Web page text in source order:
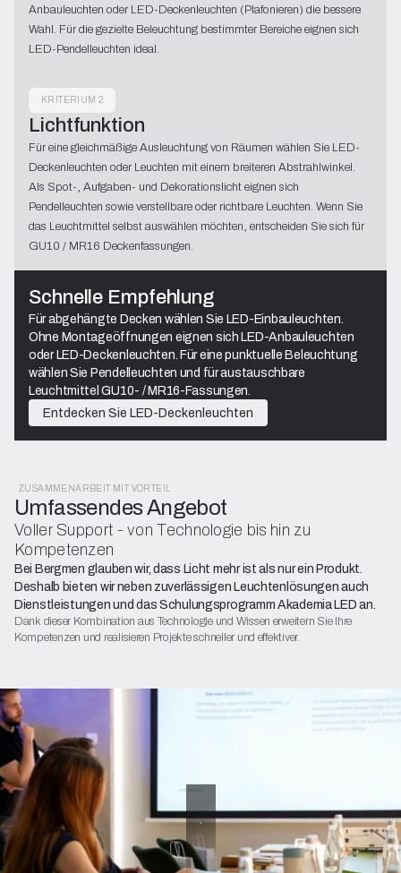
Anbauleuchten oder LED-Deckenleuchten (Plafonieren) die bessere
Wahl. Für die gezielte Beleuchtung bestimmter Bereiche eignen sich
LED-Pendelleuchten ideal.
KRITERIUM 2
Lichtfunktion
Für eine gleichmäßige Ausleuchtung von Räumen wählen Sie LED-
Deckenleuchten oder Leuchten mit einem breiteren Abstrahlwinkel.
Als Spot-, Aufgaben- und Dekorationslicht eignen sich
Pendelleuchten sowie verstellbare oder richtbare Leuchten. Wenn Sie
das Leuchtmittel selbst auswählen möchten, entscheiden Sie sich für
GU10 / MR16 Deckenfassungen.
Schnelle Empfehlung
Für abgehängte Decken wählen Sie LED-Einbauleuchten.
Ohne Montageöffnungen eignen sich LED-Anbauleuchten
oder LED-Deckenleuchten. Für eine punktuelle Beleuchtung
wählen Sie Pendelleuchten und für austauschbare
Leuchtmittel GU10- / MR16-Fassungen.
Entdecken Sie LED-Deckenleuchten
ZUSAMMENARBEIT MIT VORTEIL
Umfassendes Angebot
Voller Support - von Technologie bis hin zu
Kompetenzen
Bei Bergmen glauben wir, dass Licht mehr ist als nur ein Produkt.
Deshalb bieten wir neben zuverlässigen Leuchtenlösungen auch
Dienstleistungen und das Schulungsprogramm Akademia LED an.
Dank dieser Kombination aus Technologie und Wissen erweitern Sie Ihre
Kompetenzen und realisieren Projekte schneller und effektiver.
ANGEBOT
Schulungen
und